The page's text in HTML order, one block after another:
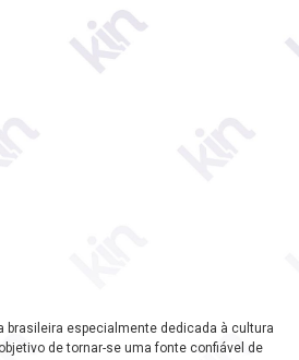
brasileira especialmente dedicada à cultura
de tornar-se uma fonte confiável de